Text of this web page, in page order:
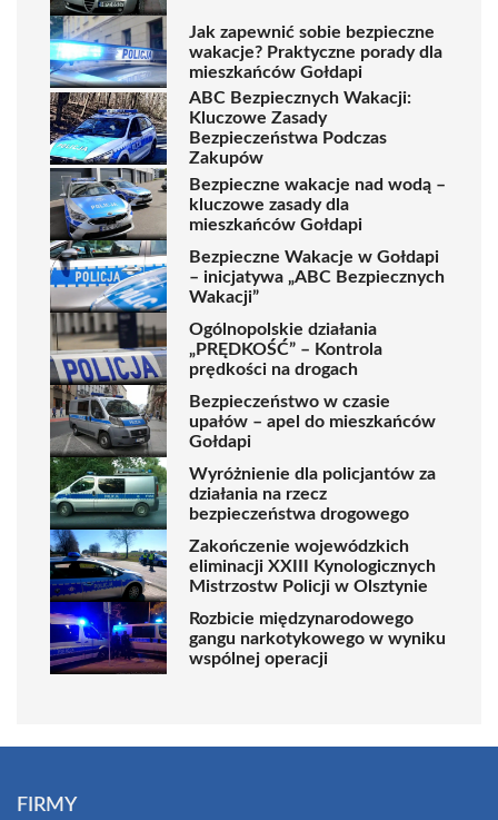
Jak zapewnić sobie bezpieczne
wakacje? Praktyczne porady dla
mieszkańców Gołdapi
ABC Bezpiecznych Wakacji:
Kluczowe Zasady
Bezpieczeństwa Podczas
Zakupów
Bezpieczne wakacje nad wodą –
kluczowe zasady dla
mieszkańców Gołdapi
Bezpieczne Wakacje w Gołdapi
– inicjatywa „ABC Bezpiecznych
Wakacji”
Ogólnopolskie działania
„PRĘDKOŚĆ” – Kontrola
prędkości na drogach
Bezpieczeństwo w czasie
upałów – apel do mieszkańców
Gołdapi
Wyróżnienie dla policjantów za
działania na rzecz
bezpieczeństwa drogowego
Zakończenie wojewódzkich
eliminacji XXIII Kynologicznych
Mistrzostw Policji w Olsztynie
Rozbicie międzynarodowego
gangu narkotykowego w wyniku
wspólnej operacji
FIRMY